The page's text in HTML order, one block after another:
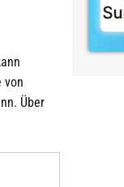
von
Über